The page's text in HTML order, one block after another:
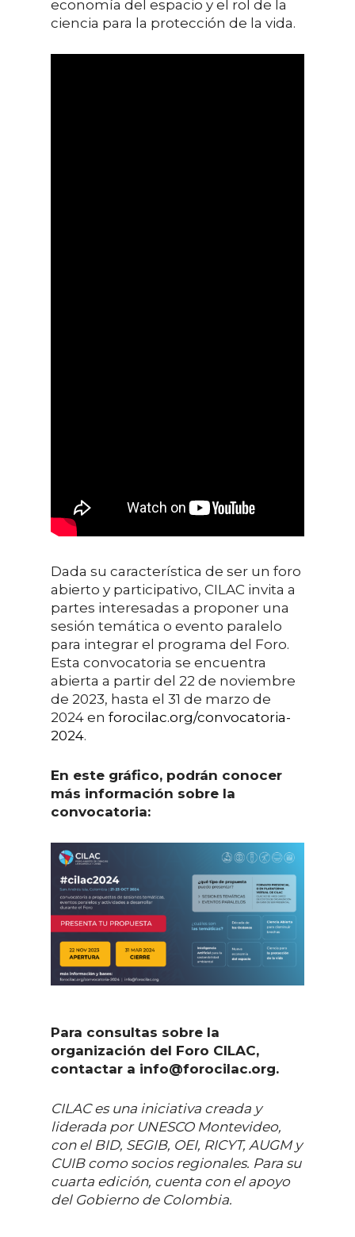
economía del espacio y el rol de la
ciencia para la protección de la vida.
Dada su característica de ser un foro
abierto y participativo, CILAC invita a
partes interesadas a proponer una
sesión temática o evento paralelo
para integrar el programa del Foro.
Esta convocatoria se encuentra
abierta a partir del 22 de noviembre
de 2023, hasta el 31 de marzo de
2024 en forocilac.org/convocatoria-
2024.
En este gráfico, podrán conocer
más información sobre la
convocatoria:
Para consultas sobre la
organización del Foro CILAC,
contactar a info@forocilac.org.
CILAC es una iniciativa creada y
liderada por UNESCO Montevideo,
con el BID, SEGIB, OEI, RICYT, AUGM y
CUIB como socios regionales. Para su
cuarta edición, cuenta con el apoyo
del Gobierno de Colombia.